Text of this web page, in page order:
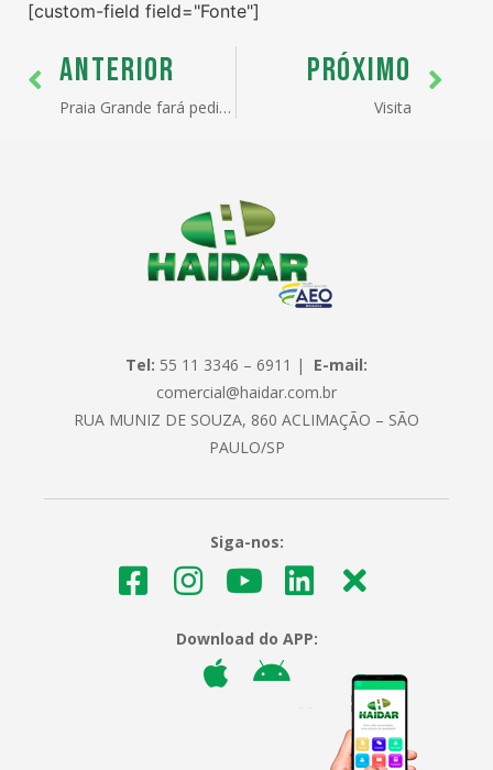
[custom-field field="Fonte"]
ANTERIOR
Praia Grande fará pedido de ZPE
PRÓXIMO
Visita
Tel: 55 11 3346 – 6911 | E-mail:
comercial@haidar.com.br
RUA MUNIZ DE SOUZA, 860 ACLIMAÇÃO – SÃO
PAULO/SP
Siga-nos:
Download do APP: